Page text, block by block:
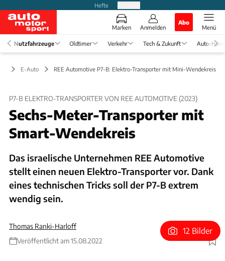
Hefte
Marken Anmelden
Abo
Menü
Nutzfahrzeuge Oldtimer Verkehr Tech & Zukunft Auto-
E-Auto REE Automotive P7-B: Elektro-Transporter mit Mini-Wendekreis
P7-B ELEKTRO-TRANSPORTER VON REE AUTOMOTIVE (2023)
Sechs-Meter-Transporter mit
Smart-Wendekreis
Das israelische Unternehmen REE Automotive
stellt einen neuen Elektro-Transporter vor. Dank
eines technischen Tricks soll der P7-B extrem
wendig sein.
Thomas Ranki-Harloff
Veröffentlicht am 15.08.2022
Foto: REE Automotive
12 Bilder